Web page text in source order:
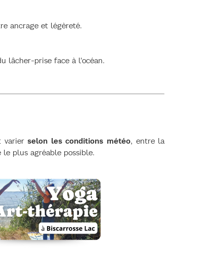
ancrage et légèreté.
lâcher-prise face à l'océan.
varierselon les conditions météo, entre la
plus agréable possible.